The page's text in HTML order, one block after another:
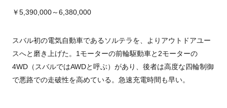
￥5,390,000～6,380,000
スバル初の電気自動車であるソルテラを、よりアウトドアユー
スへと磨き上げた。1モーターの前輪駆動車と2モーターの
4WD（スバルではAWDと呼ぶ）があり、後者は高度な四輪制御
で悪路での走破性を高めている。急速充電時間も早い。